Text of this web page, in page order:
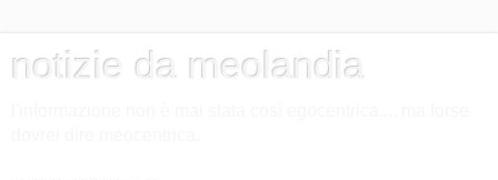
notizie da meolandia